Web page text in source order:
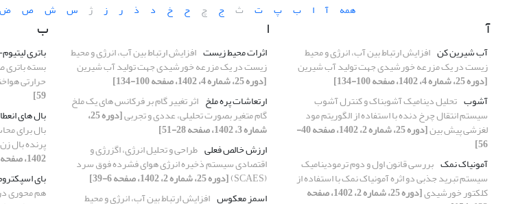
همه
آ ا ب پ ت ث ج چ ح خ د ذ ر ز ژ س ش ص ض
آ
آب شیرین کن افزایش ارتباط بین آب، انرژی و محیط
زیست در یک مزرعه خورشیدی جهت تولید آب شیرین
[دوره 25، شماره 4، 1402، صفحه 100-134]
آشوب تحلیل دینامیک آشوبناک و کنترل آشوب
سیستم انتقال چرخ‏ دنده با استفاده از الگوریتم مود
لغزشی پیش بین [دوره 25، شماره 2، 1402، صفحه 40-
56]
آمونیاک نمک بررسی قانون اول و دوم ترمودینامیک
سیستم تبرید جذبی دو اثره آمونیاک نمک با استفاده از
کلکتور خورشیدی [دوره 25، شماره 2، 1402، صفحه
ا
اثرات محیط زیست افزایش ارتباط بین آب، انرژی و محیط
زیست در یک مزرعه خورشیدی جهت تولید آب شیرین
[دوره 25، شماره 4، 1402، صفحه 100-134]
ارتعاشات پره ملخ اثر تغییر گام بر فرکانس های یک ملخ
گام متغیر بصورت تحلیلی، عددی و تجربی [دوره 25،
شماره 3، 1402، صفحه 28-51]
ارزش خالص فعلی طراحی و تحلیل انرژی، اگزرژی و
اقتصادی سیستم ذخیره انرژی هوای فشرده فوق سرد
(SCAES)
[دوره 25، شماره 2، 1402، صفحه 6-39]
اسمز معکوس افزایش ارتباط بین آب، انرژی و محیط
ب
باتری
حرارتی
59]
بال‌ های
بال برای
پرنده بال
1402، صفحه 97-127]
بای
هم ‌محوری در